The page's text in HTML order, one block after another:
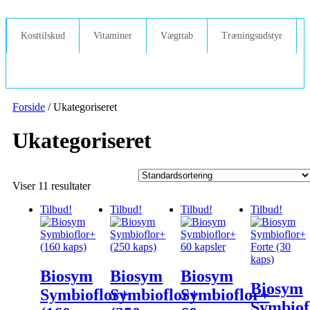
indhold
Kosttilskud Vitaminer Vægttab Træningsudstyr
Forside / Ukategoriseret
Ukategoriseret
Viser 11 resultater
Tilbud!
Biosym
Symbioflor+
Tilbud!
Biosym
Symbioflor+
Tilbud!
Biosym
Symbioflor+
Tilbud!
Biosym